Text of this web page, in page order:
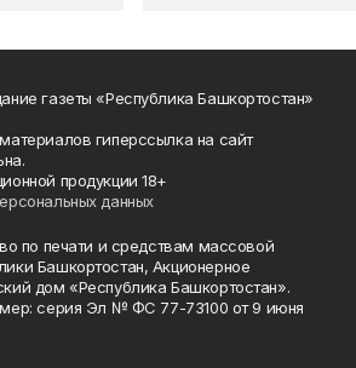
газеты «Республика Башкортостан»
гиперссылка на сайт
продукции 18+
данных
по печати и средствам массовой
Башкортостан, Акционерное
дом «Республика Башкортостан».
серия Эл № ФС 77-73100 от 9 июня